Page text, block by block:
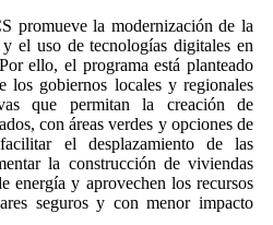
promueve la modernización de la
el uso de tecnologías digitales en
ello, el programa está planteado
los gobiernos locales y regionales
que permitan la creación de
con áreas verdes y opciones de
el desplazamiento de las
la construcción de viviendas
energía y aprovechen los recursos
seguros y con menor impacto